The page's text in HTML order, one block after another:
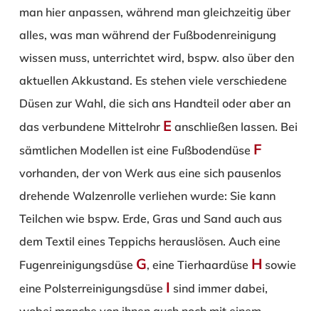
man hier anpassen, während man gleichzeitig über
alles, was man während der Fußbodenreinigung
wissen muss, unterrichtet wird, bspw. also über den
aktuellen Akkustand. Es stehen viele verschiedene
Düsen zur Wahl, die sich ans Handteil oder aber an
das verbundene Mittelrohr E anschließen lassen. Bei
sämtlichen Modellen ist eine Fußbodendüse F
vorhanden, der von Werk aus eine sich pausenlos
drehende Walzenrolle verliehen wurde: Sie kann
Teilchen wie bspw. Erde, Gras und Sand auch aus
dem Textil eines Teppichs herauslösen. Auch eine
Fugenreinigungsdüse G, eine Tierhaardüse H sowie
eine Polsterreinigungsdüse I sind immer dabei,